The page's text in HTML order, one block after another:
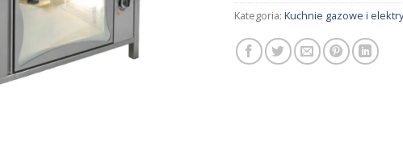
Kategoria: Kuchnie gazowe i